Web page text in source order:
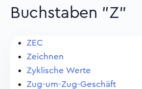
Buchstaben "Z"
ZEC
Zeichnen
Zyklische Werte
Zug-um-Zug-Geschäft